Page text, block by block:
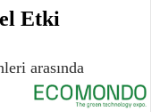
Etki
arasında